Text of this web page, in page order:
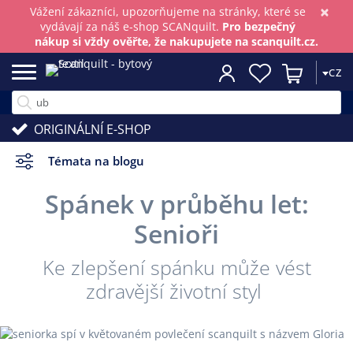
×
Vážení zákazníci, upozorňujeme na stránky, které se
vydávají za náš e-shop SCANquilt. Pro bezpečný
nákup si vždy ověřte, že nakupujete na scanquilt.cz.
CZ
ORIGINÁLNÍ E-SHOP
Témata na blogu
Spánek v průběhu let:
Senioři
Ke zlepšení spánku může vést
zdravější životní styl